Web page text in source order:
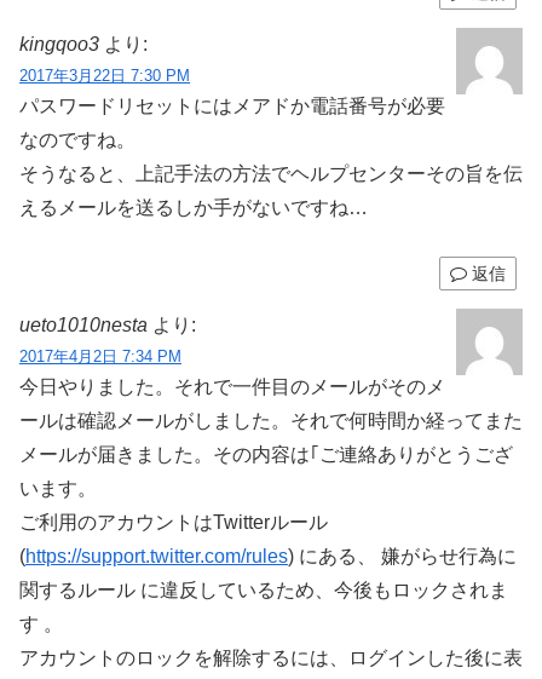
kingqoo3 より:
2017年3月22日 7:30 PM
パスワードリセットにはメアドか電話番号が必要
なのですね。
そうなると、上記手法の方法でヘルプセンターその旨を伝
えるメールを送るしか手がないですね…
返信
ueto1010nesta より:
2017年4月2日 7:34 PM
今日やりました。それで一件目のメールがそのメ
ールは確認メールがしました。それで何時間か経ってまた
メールが届きました。その内容は｢ご連絡ありがとうござ
います。
ご利用のアカウントはTwitterルール
(https://support.twitter.com/rules) にある、 嫌がらせ行為に
関するルール に違反しているため、今後もロックされま
す 。
アカウントのロックを解除するには、ログインした後に表